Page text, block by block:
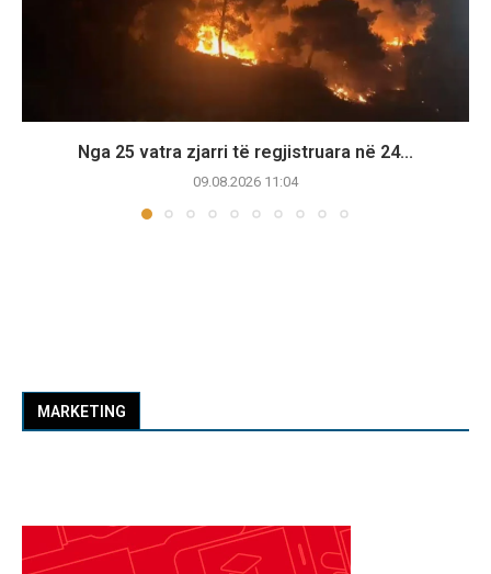
Nga 25 vatra zjarri të regjistruara në 24...
09.08.2026 11:04
MARKETING